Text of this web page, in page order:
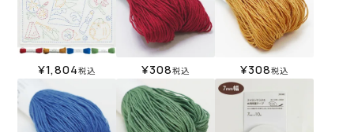
¥1,804税込 ¥308税込 ¥308税込